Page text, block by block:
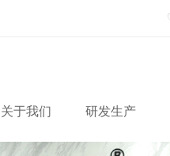
关于我们 研发生产